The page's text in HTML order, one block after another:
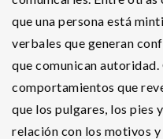
que una persona está
verbales que generan
que comunican autoridad.
comportamientos que
que los pulgares, los pies
relación con los motivos y